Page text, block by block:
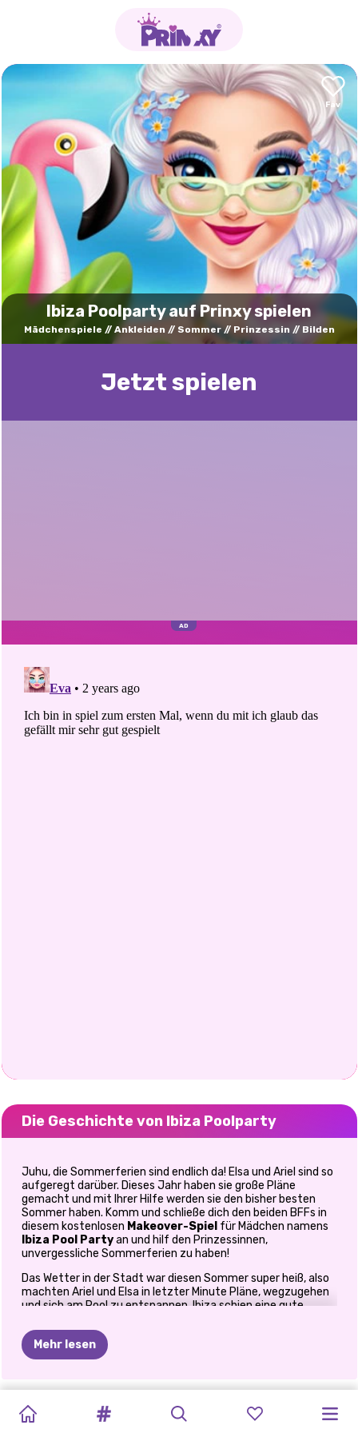
Ibiza Poolparty auf Prinxy spielen
Mädchenspiele Ankleiden Sommer Prinzessin Bilden
Jetzt spielen
Die Geschichte von Ibiza Poolparty
Juhu, die Sommerferien sind endlich da! Elsa und Ariel sind so
aufgeregt darüber. Dieses Jahr haben sie große Pläne
gemacht und mit Ihrer Hilfe werden sie den bisher besten
Sommer haben. Komm und schließe dich den beiden BFFs in
diesem kostenlosen Makeover-Spiel für Mädchen namens
Ibiza Pool Partyan und hilf den Prinzessinnen,
unvergessliche Sommerferien zu haben!
Das Wetter in der Stadt war diesen Sommer super heiß, also
machten Ariel und Elsa in letzter Minute Pläne, wegzugehen
und sich am Pool zu entspannen. Ibiza schien eine gute
sich den Mädchen für ein bisschen Sommerspaß
anzuschließen! In diesem Online-
haben Elsa und Ariel einige mädchenhafte
Sie bereit, sich auf eine lustige Reise nach Ibiza zu begeben?
haben Sie gemeinsam mit Ihren Lieblings-Disney-
Mehr lesen
#STRANDLEBEN
SOMMERLICHE
ÄSTHETIK
WINTERURLAUB:
VIOLET
SOMMERFEST
SOMMERERINNERUNGEN
ELIZA
SOMMER-
BOHO
SOMMERFEST
UND
GANZJÄHRIGE